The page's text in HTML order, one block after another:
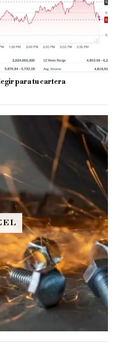
para tu cartera